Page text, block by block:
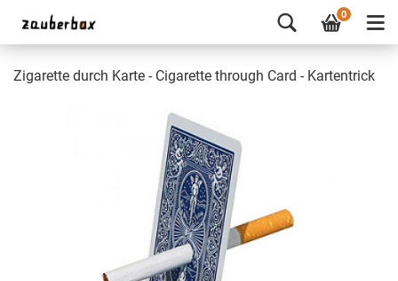
0
Zigarette durch Karte - Cigarette through Card - Kartentrick